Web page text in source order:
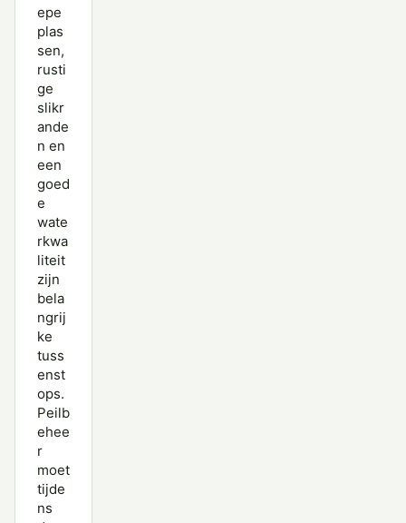
epe
plas
sen,
rusti
ge
slikr
ande
n en
een
goed
e
wate
rkwa
liteit
zijn
bela
ngrij
ke
tuss
enst
ops.
Peilb
ehee
r
moet
tijde
ns